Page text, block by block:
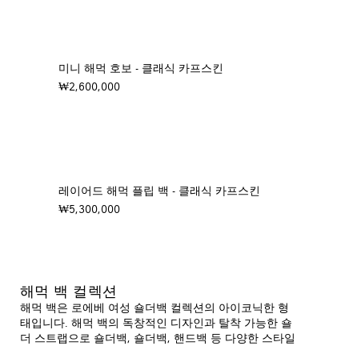
미니 해먹 호보 - 클래식 카프스킨
₩2,600,000
레이어드 해먹 플립 백 - 클래식 카프스킨
₩5,300,000
해먹 백 컬렉션
해먹 백은 로에베 여성 숄더백 컬렉션의 아이코닉한 형
태입니다. 해먹 백의 독창적인 디자인과 탈착 가능한 숄
더 스트랩으로 숄더백, 숄더백, 핸드백 등 다양한 스타일